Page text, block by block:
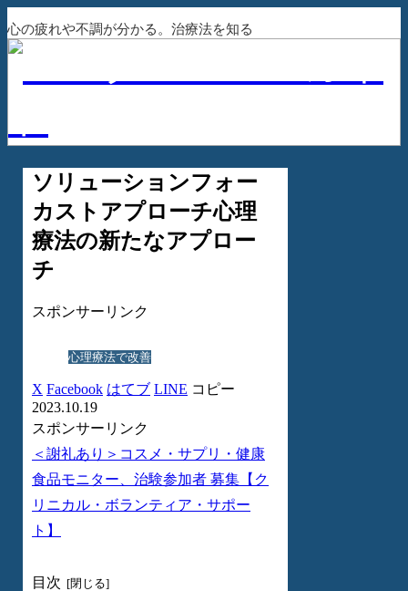
心の疲れや不調が分かる。治療法を知る
ソリューションフォー
カストアプローチ心理
療法の新たなアプロー
チ
スポンサーリンク
心理療法で改善
X Facebook はてブ LINE コピー
2023.10.19
スポンサーリンク
＜謝礼あり＞コスメ・サプリ・健康
食品モニター、治験参加者 募集【ク
リニカル・ボランティア・サポー
ト】
目次